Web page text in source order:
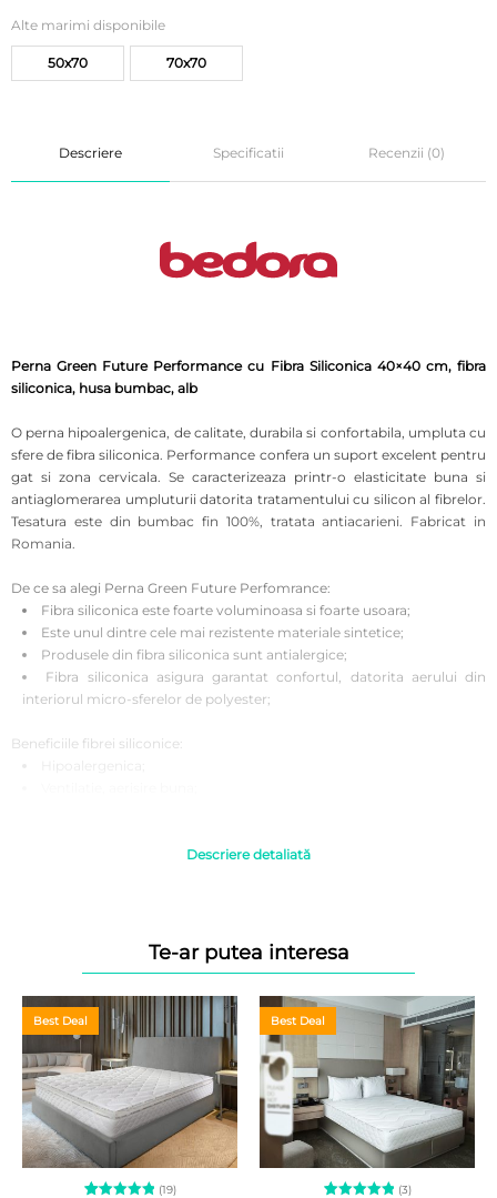
Alte marimi disponibile
50x70 70x70
Descriere Specificatii Recenzii (0)
Perna Green Future Performance cu Fibra Siliconica 40×40 cm, fibra
siliconica, husa bumbac, alb
O perna hipoalergenica, de calitate, durabila si confortabila, umpluta cu
sfere de fibra siliconica. Performance confera un suport excelent pentru
gat si zona cervicala. Se caracterizeaza printr-o elasticitate buna si
antiaglomerarea umpluturii datorita tratamentului cu silicon al fibrelor.
Tesatura este din bumbac fin 100%, tratata antiacarieni. Fabricat in
Romania.
De ce sa alegi Perna Green Future Perfomrance:
Fibra siliconica este foarte voluminoasa si foarte usoara;
Este unul dintre cele mai rezistente materiale sintetice;
Produsele din fibra siliconica sunt antialergice;
Fibra siliconica asigura garantat confortul, datorita aerului din
interiorul micro-sferelor de polyester;
Beneficiile fibrei siliconice:
Acest produs se utilizeaza in spatii inchise, intr-un climat normal
de umiditate si temperatura;
scuturarea pernei si expunerea produselor la aer curat. Astfel se
previne dezvoltarea mucegaiului si acumularea unei mari concentratii
de umiditate in produse;
Produsul nu este destinat folosirii in medii umede. Evitati
scurgerea de lichide si acumularea de umezeala in perna.
Se recomanda spalarea husei la 30 grade C; a nu se folosi inalbitor;
se poate curata chimic;
Se recomanda uscare normala, prin centrifugare la temperatura
Descriere detaliată
Te-ar putea interesa
Best Deal
(19)
Best Deal
(3)